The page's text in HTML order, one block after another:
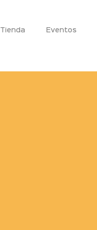
Tienda Eventos